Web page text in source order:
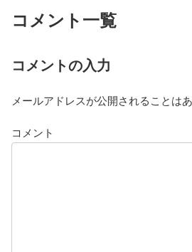
コメント一覧
コメントの入力
メールアドレスが公開されることはあ
コメント